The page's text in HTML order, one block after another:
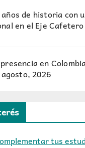
de historia con
en el Eje
en
2026
tus